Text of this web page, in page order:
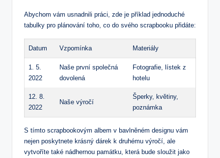
Abychom vám⁤ usnadnili práci, zde je příklad jednoduché
tabulky pro ⁢plánování toho, ‍co ​do ‌svého scrapbooku přidáte:
Datum Vzpomínka Materiály
1. 5.
2022
Naše první společná
dovolená
Fotografie, lístek ​z
hotelu
12. 8.
2022
Naše výročí
Šperky, květiny,
poznámka
S tímto‍ scrapbookovým albem v bavlněném designu vám
nejen poskytnete krásný dárek k druhému výročí, ale
vytvoříte také nádhernou památku, která bude sloužit jako